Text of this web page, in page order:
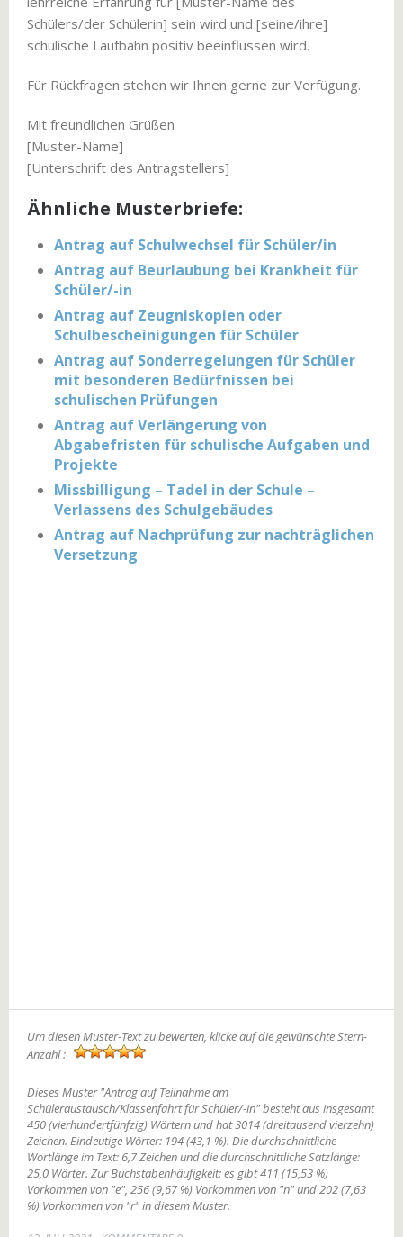
Schülers/der Schülerin] sein wird und [seine/ihre]
schulische Laufbahn positiv beeinflussen wird.
Für Rückfragen stehen wir Ihnen gerne zur Verfügung.
Mit freundlichen Grüßen
[Muster-Name]
[Unterschrift des Antragstellers]
Ähnliche Musterbriefe:
Antrag auf Schulwechsel für Schüler/in
Antrag auf Beurlaubung bei Krankheit für
Schüler/-in
Antrag auf Zeugniskopien oder
Schulbescheinigungen für Schüler
Antrag auf Sonderregelungen für Schüler
mit besonderen Bedürfnissen bei
schulischen Prüfungen
Antrag auf Verlängerung von
Abgabefristen für schulische Aufgaben und
Projekte
Missbilligung – Tadel in der Schule –
Verlassens des Schulgebäudes
Antrag auf Nachprüfung zur nachträglichen
Versetzung
Um diesen Muster-Text zu bewerten, klicke auf die gewünschte Stern-
Anzahl :
Dieses Muster "Antrag auf Teilnahme am
Schüleraustausch/Klassenfahrt für Schüler/-in" besteht aus insgesamt
450 (vierhundertfünfzig) Wörtern und hat 3014 (dreitausend vierzehn)
Zeichen. Eindeutige Wörter: 194 (43,1 %). Die durchschnittliche
Wortlänge im Text: 6,7 Zeichen und die durchschnittliche Satzlänge:
25,0 Wörter. Zur Buchstabenhäufigkeit: es gibt 411 (15,53 %)
Vorkommen von "e", 256 (9,67 %) Vorkommen von "n" und 202 (7,63
%) Vorkommen von "r" in diesem Muster.